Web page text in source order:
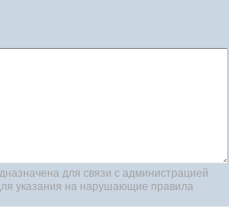
для связи с администрацией
указания на нарушающие правила